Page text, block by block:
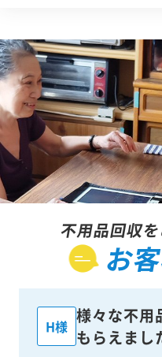
不用品回収
お
H様
様々な不用
もらえまし